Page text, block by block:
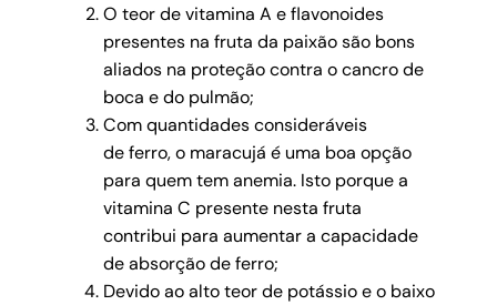
O teor de vitamina A e flavonoides
presentes na fruta da paixão são bons
aliados na proteção contra o cancro de
boca e do pulmão;
Com quantidades consideráveis
de ferro, o maracujá é uma boa opção
para quem tem anemia. Isto porque a
vitamina C presente nesta fruta
contribui para aumentar a capacidade
de absorção de ferro;
Devido ao alto teor de potássio e o baixo